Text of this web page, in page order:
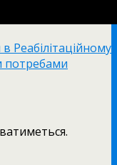
Реабілітаційному
потребами